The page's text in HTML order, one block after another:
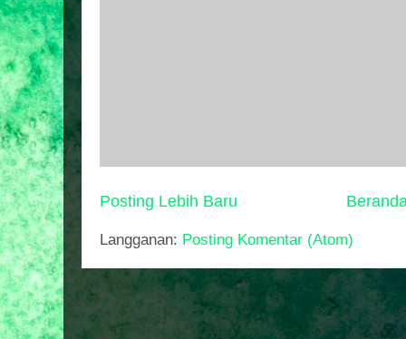
Posting Lebih Baru
Langganan: Posting Komentar (Atom)